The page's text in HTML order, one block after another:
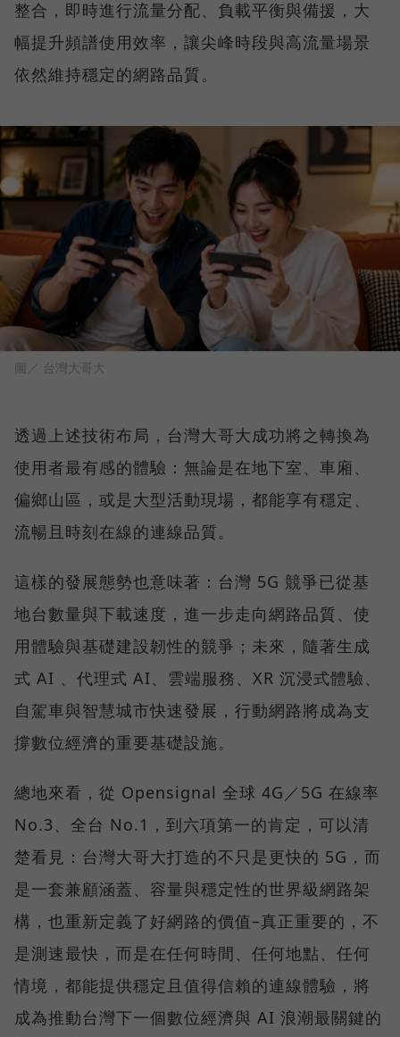
整合，即時進行流量分配、負載平衡與備援，大
幅提升頻譜使用效率，讓尖峰時段與高流量場景
依然維持穩定的網路品質。
圖／ 台灣大哥大
透過上述技術布局，台灣大哥大成功將之轉換為
使用者最有感的體驗：無論是在地下室、車廂、
偏鄉山區，或是大型活動現場，都能享有穩定、
流暢且時刻在線的連線品質。
這樣的發展態勢也意味著：台灣 5G 競爭已從基
地台數量與下載速度，進一步走向網路品質、使
用體驗與基礎建設韌性的競爭；未來，隨著生成
式 AI 、代理式 AI、雲端服務、XR 沉浸式體驗、
自駕車與智慧城市快速發展，行動網路將成為支
撐數位經濟的重要基礎設施。
總地來看，從 Opensignal 全球 4G／5G 在線率
No.3、全台 No.1，到六項第一的肯定，可以清
楚看見：台灣大哥大打造的不只是更快的 5G，而
是一套兼顧涵蓋、容量與穩定性的世界級網路架
構，也重新定義了好網路的價值–真正重要的，不
是測速最快，而是在任何時間、任何地點、任何
情境，都能提供穩定且值得信賴的連線體驗，將
成為推動台灣下一個數位經濟與 AI 浪潮最關鍵的